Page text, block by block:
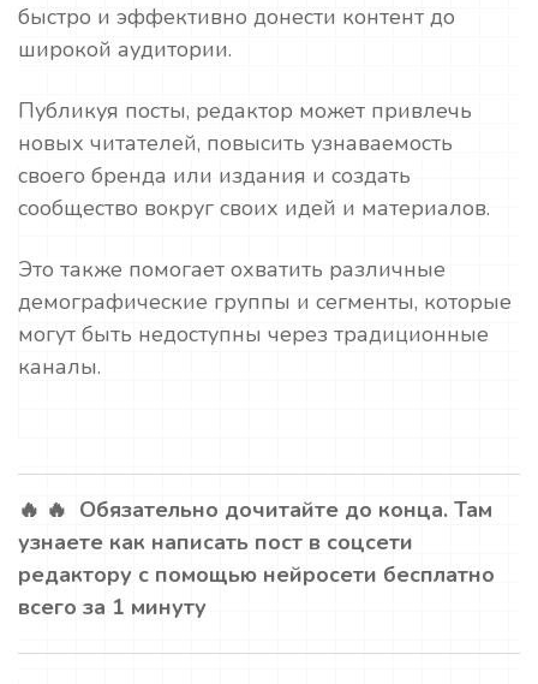
быстро и эффективно донести контент до
широкой аудитории.
Публикуя посты, редактор может привлечь
новых читателей, повысить узнаваемость
своего бренда или издания и создать
сообщество вокруг своих идей и материалов.
Это также помогает охватить различные
демографические группы и сегменты, которые
могут быть недоступны через традиционные
каналы.
🔥 🔥 Обязательно дочитайте до конца. Там
узнаете как написать пост в соцсети
редактору с помощью нейросети бесплатно
всего за 1 минуту